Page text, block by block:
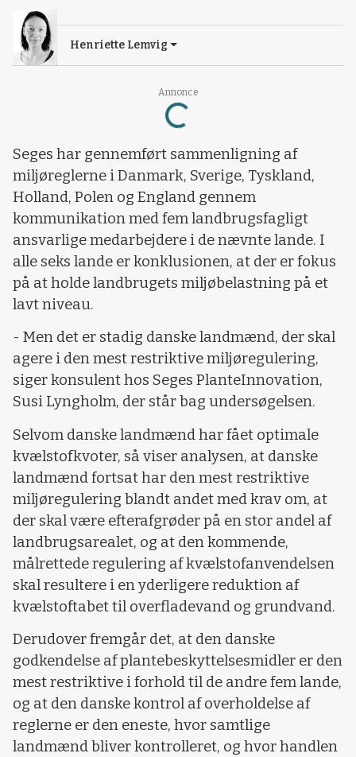
Annonce
Loading...
Henriette Lemvig
Seges har gennemført sammenligning af
miljøreglerne i Danmark, Sverige, Tyskland,
Holland, Polen og England gennem
kommunikation med fem landbrugsfagligt
ansvarlige medarbejdere i de nævnte lande. I
alle seks lande er konklusionen, at der er fokus
på at holde landbrugets miljøbelastning på et
lavt niveau.
- Men det er stadig danske landmænd, der skal
agere i den mest restriktive miljøregulering,
siger konsulent hos Seges PlanteInnovation,
Susi Lyngholm, der står bag undersøgelsen.
Selvom danske landmænd har fået optimale
kvælstofkvoter, så viser analysen, at danske
landmænd fortsat har den mest restriktive
miljøregulering blandt andet med krav om, at
der skal være efterafgrøder på en stor andel af
landbrugsarealet, og at den kommende,
målrettede regulering af kvælstofanvendelsen
skal resultere i en yderligere reduktion af
kvælstoftabet til overfladevand og grundvand.
Derudover fremgår det, at den danske
godkendelse af plantebeskyttelsesmidler er den
mest restriktive i forhold til de andre fem lande,
og at den danske kontrol af overholdelse af
reglerne er den eneste, hvor samtlige
landmænd bliver kontrolleret, og hvor handlen